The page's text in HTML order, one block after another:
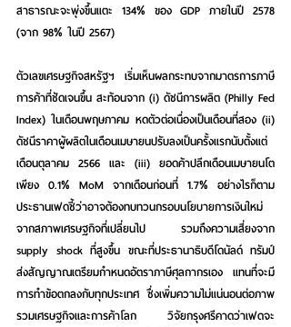
สาธารณะจะพุ่งขึ้นแตะ 134% ของ GDP ภายในปี 2578
(จาก 98% ในปี 2567)
ตัวเลขเศรษฐกิจสหรัฐฯ เริ่มเห็นผลกระทบจากมาตรการภาษี
การค้าที่ชัดเจนขึ้น สะท้อนจาก (i) ดัชนีการผลิต (Philly Fed
Index) ในเดือนพฤษภาคม หดตัวต่อเนื่องเป็นเดือนที่สอง (ii)
ดัชนีราคาผู้ผลิตในเดือนเมษายนปรับลงเป็นครั้งแรกนับตั้งแต่
เดือนตุลาคม 2566 และ (iii) ยอดค้าปลีกเดือนเมษายนโต
เพียง 0.1% MoM จากเดือนก่อนที่ 1.7% อย่างไรก็ตาม
ประธานเฟดชี้ว่าอาจต้องทบทวนกรอบนโยบายการเงินใหม่
จากสภาพเศรษฐกิจที่เปลี่ยนไป รวมถึงความเสี่ยงจาก
supply shock ที่สูงขึ้น ขณะที่ประธานาธิบดีโดนัลด์ ทรัมป์
ส่งสัญญาณเตรียมกำหนดอัตราภาษีศุลกากรเอง แทนที่จะมี
การทำข้อตกลงกับทุกประเทศ ซึ่งเพิ่มความไม่แน่นอนต่อภาพ
รวมเศรษฐกิจและการค้าโลก วิจัยกรุงศรีคาดว่าเฟดจะ